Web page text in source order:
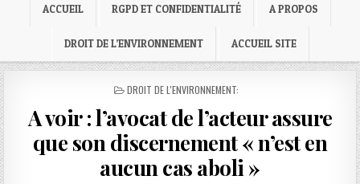
ACCUEIL RGPD ET CONFIDENTIALITÉ A PROPOS
DROIT DE L’ENVIRONNEMENT ACCUEIL SITE
POSTED
DROIT DE L'ENVIRONNEMENT:
A voir : l’avocat de l’acteur assure
que son discernement « n’est en
aucun cas aboli »